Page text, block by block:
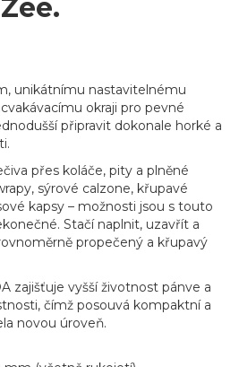
unikátnímu nastavitelnému
okraji pro pevné
připravit dokonale horké a
přes koláče, pity a plněné
sýrové calzone, křupavé
kapsy – možnosti jsou s touto
Stačí naplnit, uzavřít a
propečený a křupavý
zajišťuje vyšší životnost pánve a
čímž posouvá kompaktní a
novou úroveň.